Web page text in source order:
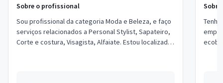
Sobre o profissional
Sou profissional da categoria Moda e Beleza, e faço
serviços relacionados a Personal Stylist, Sapateiro,
Corte e costura, Visagista, Alfaiate. Estou localizado
Tenho
empresas ,trabalhamos
ecobeg, moda praia . fazemos